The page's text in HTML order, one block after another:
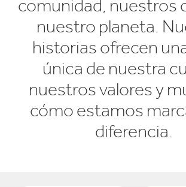
comunidad, nuestros
nuestro planeta.
historias ofrecen
única de nuestra
nuestros valores y
cómo estamos
diferencia.